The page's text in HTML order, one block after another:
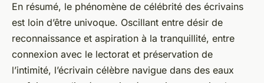
En résumé, le phénomène de célébrité des écrivains
est loin d’être univoque. Oscillant entre désir de
reconnaissance et aspiration à la tranquillité, entre
connexion avec le lectorat et préservation de
l’intimité, l’écrivain célèbre navigue dans des eaux